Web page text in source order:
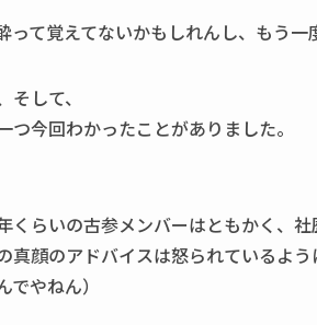
って覚えてないかもしれんし、もう一
そして、
つ今回わかったことがありました。
くらいの古参メンバーはともかく、
真顔のアドバイスは怒られているよう
でやねん）